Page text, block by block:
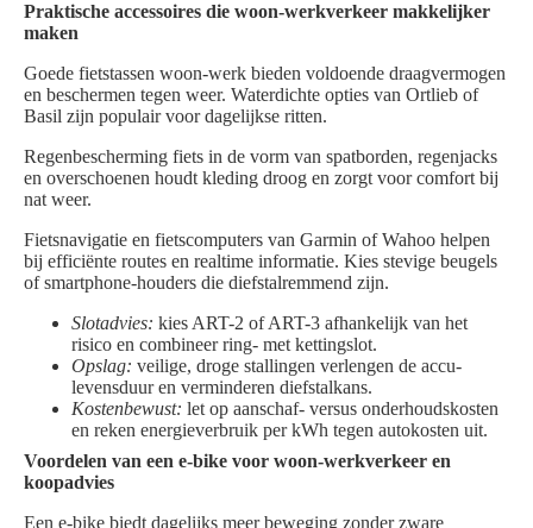
Praktische accessoires die woon-werkverkeer makkelijker
maken
Goede fietstassen woon-werk bieden voldoende draagvermogen
en beschermen tegen weer. Waterdichte opties van Ortlieb of
Basil zijn populair voor dagelijkse ritten.
Regenbescherming fiets in de vorm van spatborden, regenjacks
en overschoenen houdt kleding droog en zorgt voor comfort bij
nat weer.
Fietsnavigatie en fietscomputers van Garmin of Wahoo helpen
bij efficiënte routes en realtime informatie. Kies stevige beugels
of smartphone-houders die diefstalremmend zijn.
Slotadvies: kies ART-2 of ART-3 afhankelijk van het
risico en combineer ring- met kettingslot.
Opslag: veilige, droge stallingen verlengen de accu-
levensduur en verminderen diefstalkans.
Kostenbewust: let op aanschaf- versus onderhoudskosten
en reken energieverbruik per kWh tegen autokosten uit.
Voordelen van een e-bike voor woon-werkverkeer en
koopadvies
Een e-bike biedt dagelijks meer beweging zonder zware